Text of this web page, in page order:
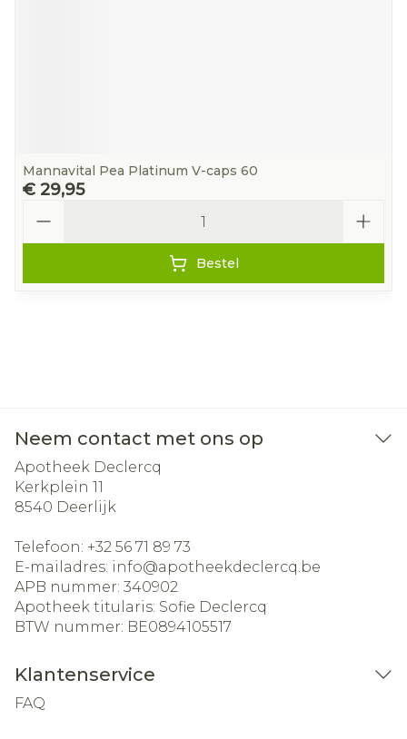
Mannavital Pea Platinum V-caps 60
€ 29,95
Bestel
Neem contact met ons op
Apotheek Declercq
Kerkplein 11
8540 Deerlijk
Telefoon: +32 56 71 89 73
E-mailadres: info@apotheekdeclercq.be
APB nummer: 340902
Apotheek titularis: Sofie Declercq
BTW nummer: BE0894105517
Klantenservice
FAQ